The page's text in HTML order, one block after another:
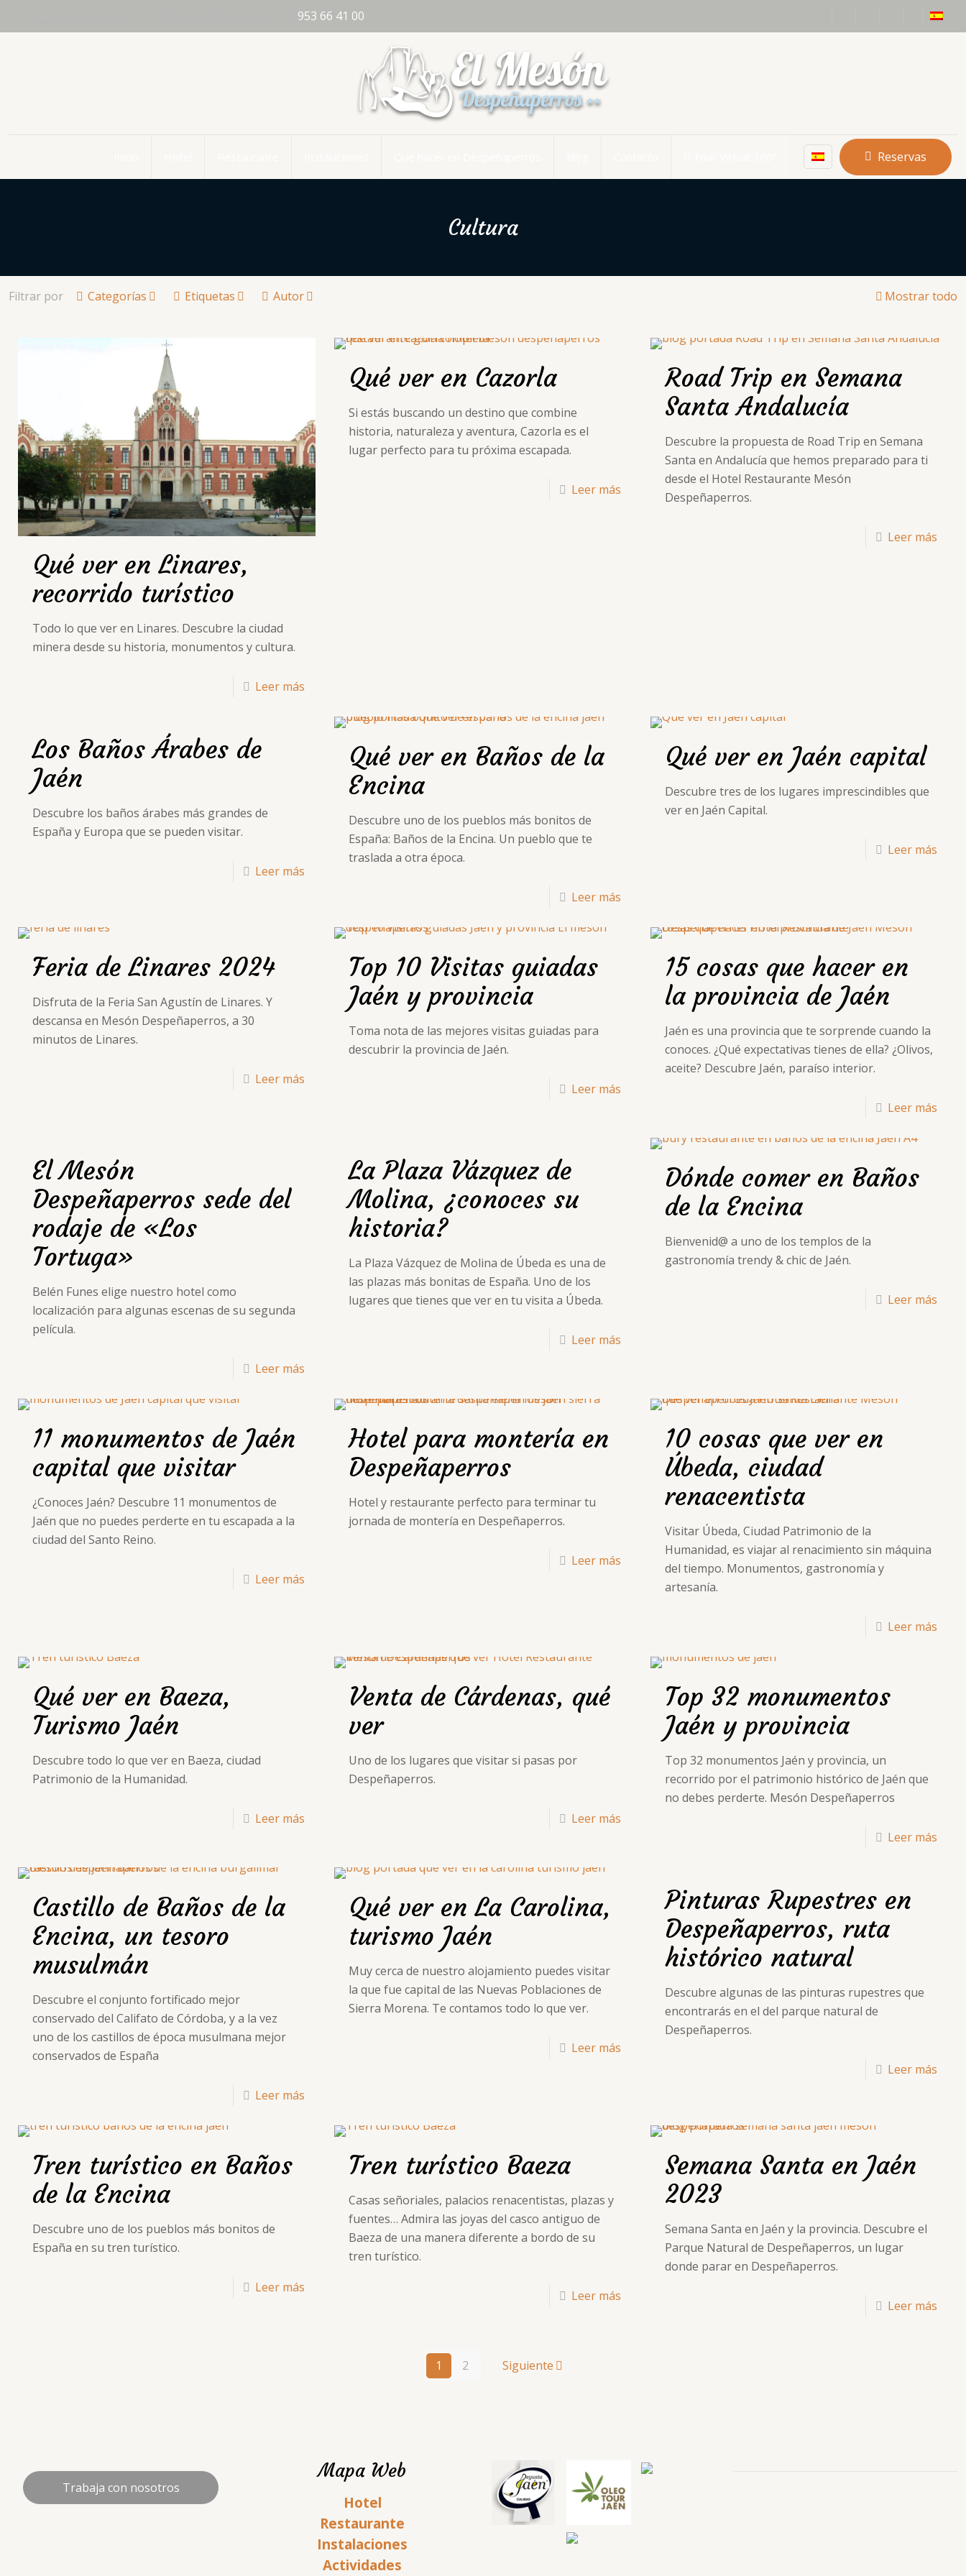
953 66 41 00
Reservas
Cultura
Filtrar por Categorías Etiquetas Autor Mostrar todo
Qué ver en Linares,
recorrido turístico
Todo lo que ver en Linares. Descubre la ciudad
minera desde su historia, monumentos y cultura.
Leer más
Qué ver en Cazorla
Si estás buscando un destino que combine
historia, naturaleza y aventura, Cazorla es el
lugar perfecto para tu próxima escapada.
Leer más
Road Trip en Semana
Santa Andalucía
Descubre la propuesta de Road Trip en Semana
Santa en Andalucía que hemos preparado para ti
desde el Hotel Restaurante Mesón
Despeñaperros.
Leer más
Los Baños Árabes de
Jaén
Descubre los baños árabes más grandes de
España y Europa que se pueden visitar.
Leer más
Qué ver en Baños de la
Encina
Descubre uno de los pueblos más bonitos de
España: Baños de la Encina. Un pueblo que te
traslada a otra época.
Leer más
Qué ver en Jaén capital
Descubre tres de los lugares imprescindibles que
ver en Jaén Capital.
Leer más
Feria de Linares 2024
Disfruta de la Feria San Agustín de Linares. Y
descansa en Mesón Despeñaperros, a 30
minutos de Linares.
Leer más
Top 10 Visitas guiadas
Jaén y provincia
Toma nota de las mejores visitas guiadas para
descubrir la provincia de Jaén.
Leer más
15 cosas que hacer en
la provincia de Jaén
Jaén es una provincia que te sorprende cuando la
conoces. ¿Qué expectativas tienes de ella? ¿Olivos,
aceite? Descubre Jaén, paraíso interior.
Leer más
El Mesón
Despeñaperros sede del
rodaje de «Los
Tortuga»
Belén Funes elige nuestro hotel como
localización para algunas escenas de su segunda
película.
Leer más
La Plaza Vázquez de
Molina, ¿conoces su
historia?
La Plaza Vázquez de Molina de Úbeda es una de
las plazas más bonitas de España. Uno de los
lugares que tienes que ver en tu visita a Úbeda.
Leer más
Dónde comer en Baños
de la Encina
Bienvenid@ a uno de los templos de la
gastronomía trendy & chic de Jaén.
Leer más
11 monumentos de Jaén
capital que visitar
¿Conoces Jaén? Descubre 11 monumentos de
Jaén que no puedes perderte en tu escapada a la
ciudad del Santo Reino.
Leer más
Hotel para montería en
Despeñaperros
Hotel y restaurante perfecto para terminar tu
jornada de montería en Despeñaperros.
Leer más
10 cosas que ver en
Úbeda, ciudad
renacentista
Visitar Úbeda, Ciudad Patrimonio de la
Humanidad, es viajar al renacimiento sin máquina
del tiempo. Monumentos, gastronomía y
artesanía.
Leer más
Qué ver en Baeza,
Turismo Jaén
Descubre todo lo que ver en Baeza, ciudad
Patrimonio de la Humanidad.
Leer más
Venta de Cárdenas, qué
ver
Uno de los lugares que visitar si pasas por
Despeñaperros.
Leer más
Top 32 monumentos
Jaén y provincia
Top 32 monumentos Jaén y provincia, un
recorrido por el patrimonio histórico de Jaén que
no debes perderte. Mesón Despeñaperros
Leer más
Castillo de Baños de la
Encina, un tesoro
musulmán
Descubre el conjunto fortificado mejor
conservado del Califato de Córdoba, y a la vez
uno de los castillos de época musulmana mejor
conservados de España
Leer más
Qué ver en La Carolina,
turismo Jaén
Muy cerca de nuestro alojamiento puedes visitar
la que fue capital de las Nuevas Poblaciones de
Sierra Morena. Te contamos todo lo que ver.
Leer más
Pinturas Rupestres en
Despeñaperros, ruta
histórico natural
Descubre algunas de las pinturas rupestres que
encontrarás en el del parque natural de
Despeñaperros.
Leer más
Tren turístico en Baños
de la Encina
Descubre uno de los pueblos más bonitos de
España en su tren turístico.
Leer más
Tren turístico Baeza
Casas señoriales, palacios renacentistas, plazas y
fuentes… Admira las joyas del casco antiguo de
Baeza de una manera diferente a bordo de su
tren turístico.
Leer más
Semana Santa en Jaén
2023
Semana Santa en Jaén y la provincia. Descubre el
Parque Natural de Despeñaperros, un lugar
donde parar en Despeñaperros.
Leer más
1 2 Siguiente
Trabaja con nosotros
Mapa Web
Hotel
Restaurante
Instalaciones
Actividades